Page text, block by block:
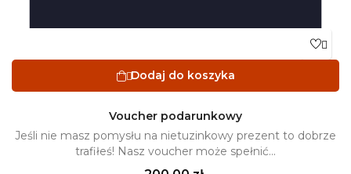

Dodaj do koszyka
Voucher podarunkowy
Jeśli nie masz pomysłu na nietuzinkowy prezent to dobrze
trafiłeś! Nasz voucher może spełnić...